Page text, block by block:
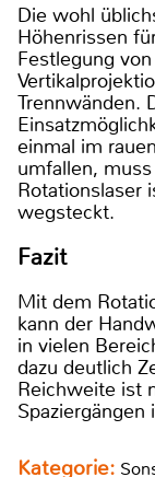
Die wohl
Höhenrissen
Festlegung
Trennwänden.
einmal im
umfallen,
Rotationslaser
wegsteckt.
Fazit
Mit dem
kann der
in vielen
dazu deutlich
Reichweite ist
Kategorie: